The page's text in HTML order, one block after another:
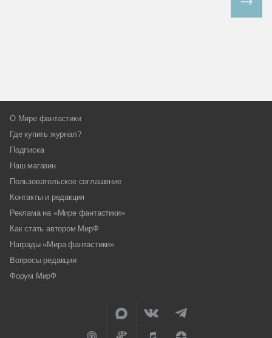
О Мире фантастики
Где купить журнал?
Подписка
Наш магазин
Пользовательское соглашение
Контакты и редакция
Реклама на «Мире фантастики»
Как стать автором МирФ
Награды «Мира фантастики»
Вопросы редакции
Форум МирФ